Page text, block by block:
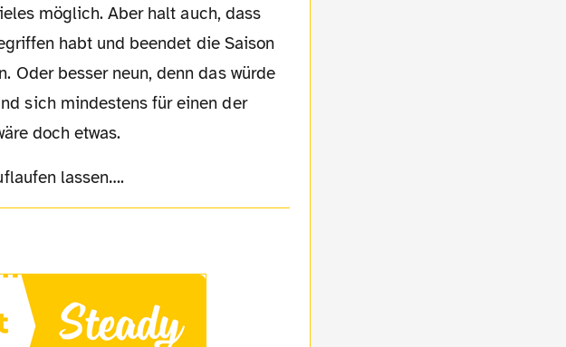
habt und beendet die Saison
Oder besser neun, denn das würde
sich mindestens für einen der
doch etwas.
lassen….